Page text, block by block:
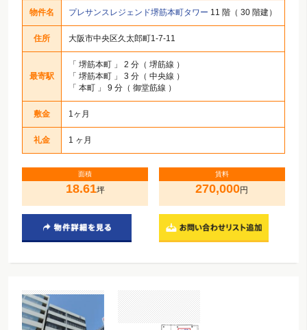
物件名 プレサンスレジェンド堺筋本町タワー 11 階（ 30 階建）
住所 大阪市中央区久太郎町1-7-11
最寄駅
「 堺筋本町 」 2 分（ 堺筋線 ）
「 堺筋本町 」 3 分（ 中央線 ）
「 本町 」 9 分（ 御堂筋線 ）
敷金 1ヶ月
礼金 1 ヶ月
面積
18.61坪
賃料
270,000円